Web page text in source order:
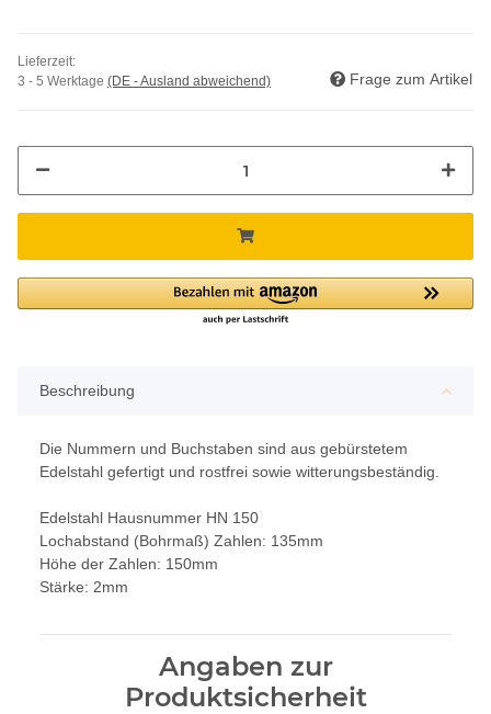
Lieferzeit:
3 - 5 Werktage (DE - Ausland abweichend) Frage zum Artikel
Beschreibung
Die Nummern und Buchstaben sind aus gebürstetem
Edelstahl gefertigt und rostfrei sowie witterungsbeständig.
Edelstahl Hausnummer HN 150
Lochabstand (Bohrmaß) Zahlen: 135mm
Höhe der Zahlen: 150mm
Stärke: 2mm
Angaben zur
Produktsicherheit